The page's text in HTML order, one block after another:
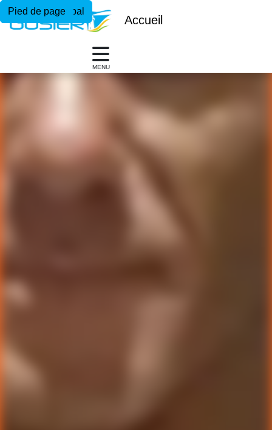
Menu principal
Contenu principal
Pied de page
Accueil
MENU